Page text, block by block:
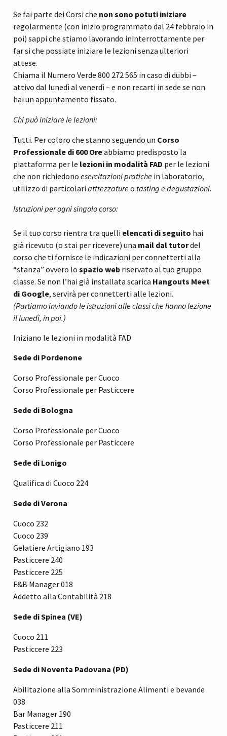
Se fai parte dei Corsi che non sono potuti iniziare
regolarmente (con inizio programmato dal 24 febbraio in
poi) sappi che stiamo lavorando ininterrottamente per
far si che possiate iniziare le lezioni senza ulteriori
attese.
Chiama il Numero Verde 800 272 565 in caso di dubbi –
attivo dal lunedì al venerdì – e non recarti in sede se non
hai un appuntamento fissato.
Chi può iniziare le lezioni:
Tutti. Per coloro che stanno seguendo un Corso
Professionale di 600 Oreabbiamo predisposto la
piattaforma per le lezioni in modalità FAD per le lezioni
che non richiedono esercitazioni pratiche in laboratorio,
utilizzo di particolari attrezzatureo tasting e degustazioni.
Istruzioni per ogni singolo corso:
Se il tuo corso rientra tra quelli elencati di seguito hai
già ricevuto (o stai per ricevere) una mail dal tutordel
corso che ti fornisce le indicazioni per connetterti alla
“stanza” ovvero lo spazio web riservato al tuo gruppo
classe. Se non l’hai già installata scarica Hangouts Meet
di Google, servirà per connetterti alle lezioni.
(Partiamo inviando le istruzioni alle classi che hanno lezione
il lunedì, in poi.)
Iniziano le lezioni in modalità FAD
Sede di Pordenone
Corso Professionale per Cuoco
Corso Professionale per Pasticcere
Sede di Bologna
Corso Professionale per Cuoco
Corso Professionale per Pasticcere
Sede di Lonigo
Qualifica di Cuoco 224
Sede di Verona
Cuoco 232
Cuoco 239
Gelatiere Artigiano 193
Pasticcere 240
Pasticcere 225
F&B Manager 018
Addetto alla Contabilità 218
Sede di Spinea (VE)
Cuoco 211
Pasticcere 223
Sede di Noventa Padovana (PD)
Abilitazione alla Somministrazione Alimenti e bevande
038
Bar Manager 190
Pasticcere 211